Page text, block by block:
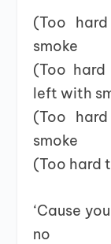
(Too
smoke
(Too
left with
(Too
smoke
(Too hard
‘Cause
no